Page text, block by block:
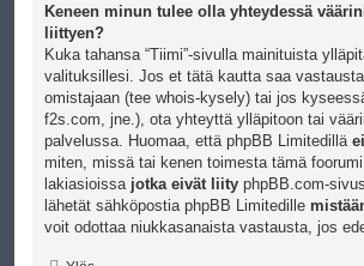
Keneen minun tulee olla yhteydessä
liittyen?
Kuka tahansa “Tiimi”-sivulla mainituista
valituksillesi. Jos et tätä kautta saa
omistajaan (tee whois-kysely) tai jos
f2s.com, jne.), ota yhteyttä ylläpitoon tai
palvelussa. Huomaa, että phpBB Limitedillä
miten, missä tai kenen toimesta tämä
lakiasioissa jotka eivät liity phpBB.com-
lähetät sähköpostia phpBB Limitedille
voit odottaa niukkasanaista vastausta, jos